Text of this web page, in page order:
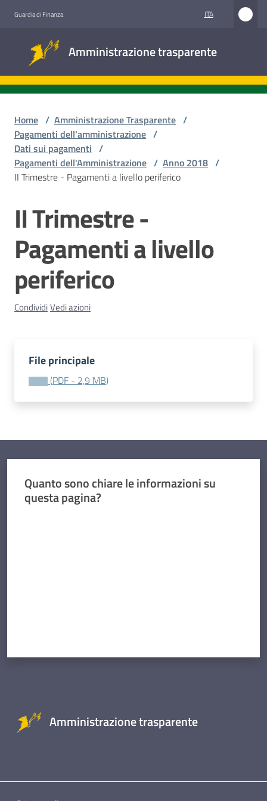
Guardia di Finanza ITA
Amministrazione trasparente
trasparente
Accesso
civico
appaltanti
Contatti
Home / Amministrazione Trasparente /
Pagamenti dell'amministrazione /
Dati sui pagamenti /
Pagamenti dell'Amministrazione / Anno 2018 /
II Trimestre - Pagamenti a livello periferico
II Trimestre -
Pagamenti a livello
periferico
CondividiVedi azioni
File principale
(PDF - 2,9 MB)
Quanto sono chiare le informazioni su
questa pagina?
Amministrazione trasparente